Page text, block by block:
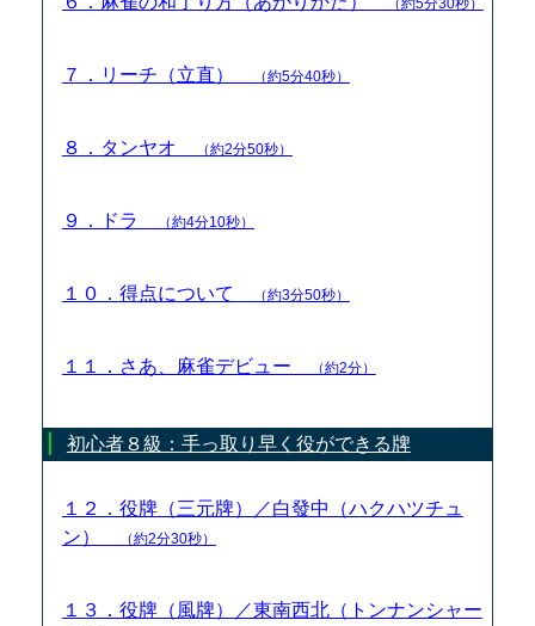
７．リーチ（立直） （約5分40秒）
８．タンヤオ （約2分50秒）
９．ドラ （約4分10秒）
１０．得点について （約3分50秒）
１１．さあ、麻雀デビュー （約2分）
初心者８級：手っ取り早く役ができる牌
１２．役牌（三元牌）／白發中（ハクハツチュ
ン）
（約2分30秒）
１３．役牌（風牌）／東南西北（トンナンシャー